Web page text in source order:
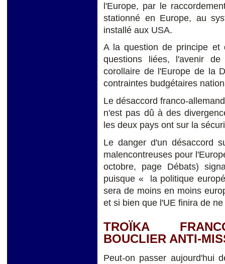
l'Europe, par le
stationné en Europe, au
installé aux USA.
A la question de principe et
questions liées, l'avenir de
corollaire de l'Europe de la
contraintes budgétaires
Le désaccord franco-
n'est pas dû à des
les deux pays ont sur la
Le danger d'un désaccord
malencontreuses pour
octobre, page Débats)
puisque « la politique
sera de moins en moins
et si bien que l'UE finira de
TROÏKA
BOUCLIER ANTI-
Peut-on passer aujourd'hui